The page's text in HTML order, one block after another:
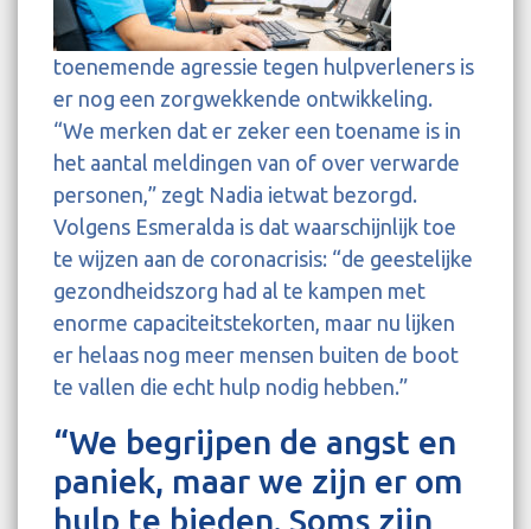
toenemende agressie tegen hulpverleners is
er nog een zorgwekkende ontwikkeling.
“We merken dat er zeker een toename is in
het aantal meldingen van of over verwarde
personen,” zegt Nadia ietwat bezorgd.
Volgens Esmeralda is dat waarschijnlijk toe
te wijzen aan de coronacrisis: “de geestelijke
gezondheidszorg had al te kampen met
enorme capaciteitstekorten, maar nu lijken
er helaas nog meer mensen buiten de boot
te vallen die echt hulp nodig hebben.”
“We begrijpen de angst en
paniek, maar we zijn er om
hulp te bieden. Soms zijn